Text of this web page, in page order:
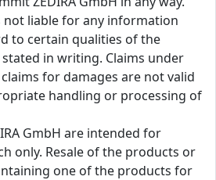
not liable for any information
to certain qualities of the
in writing. Claims under
for damages are not valid
handling or processing of
GmbH are intended for
only. Resale of the products or
one of the products for